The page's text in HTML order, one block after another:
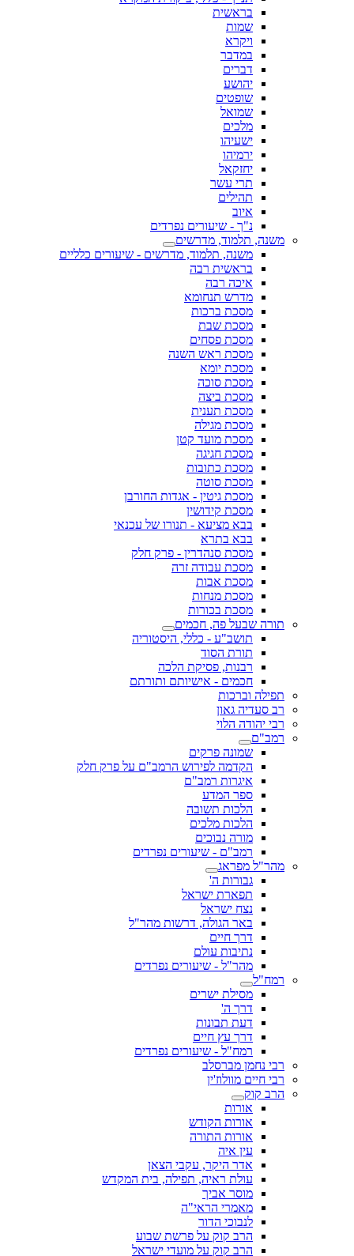
בראשית
שמות
ויקרא
במדבר
דברים
יהושע
שופטים
שמואל
מלכים
ישעיהו
ירמיהו
יחזקאל
תרי עשר
תהילים
איוב
נ"ך - שיעורים נפרדים
משנה, תלמוד, מדרשים
משנה, תלמוד, מדרשים - שיעורים כלליים
בראשית רבה
איכה רבה
מדרש תנחומא
מסכת ברכות
מסכת שבת
מסכת פסחים
מסכת ראש השנה
מסכת יומא
מסכת סוכה
מסכת ביצה
מסכת תענית
מסכת מגילה
מסכת מועד קטן
מסכת חגיגה
מסכת כתובות
מסכת סוטה
מסכת גיטין - אגדות החורבן
מסכת קידושין
בבא מציעא - תנורו של עכנאי
בבא בתרא
מסכת סנהדרין - פרק חלק
מסכת עבודה זרה
מסכת אבות
מסכת מנחות
מסכת בכורות
תורה שבעל פה, חכמים
תושב"ע - כללי, היסטוריה
תורת הסוד
רבנות, פסיקת הלכה
חכמים - אישיותם ותורתם
תפילה וברכות
רב סעדיה גאון
רבי יהודה הלוי
רמב"ם
שמונה פרקים
הקדמה לפירוש הרמב"ם על פרק חלק
איגרות רמב"ם
ספר המדע
הלכות תשובה
הלכות מלכים
מורה נבוכים
רמב"ם - שיעורים נפרדים
מהר"ל מפראג
גבורות ה'
תפארת ישראל
נצח ישראל
באר הגולה, דרשות מהר"ל
דרך חיים
נתיבות עולם
מהר"ל - שיעורים נפרדים
רמח"ל
מסילת ישרים
דרך ה'
דעת תבונות
דרך עץ חיים
רמח"ל - שיעורים נפרדים
רבי נחמן מברסלב
רבי חיים מוולוז'ין
הרב קוק
אורות
אורות הקודש
אורות התורה
עין איה
אדר היקר, עקבי הצאן
עולת ראיה, תפילה, בית המקדש
מוסר אביך
מאמרי הראי"ה
לנבוכי הדור
הרב קוק על פרשת שבוע
הרב קוק על מועדי ישראל